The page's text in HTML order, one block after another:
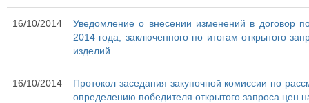
16/10/2014
Уведомление о внесении изменений в договор
2014 года, заключенного по итогам открытого
изделий.
16/10/2014
Протокол заседания закупочной комиссии по
определению победителя открытого запроса цен